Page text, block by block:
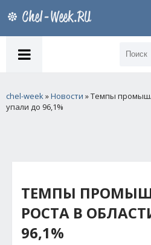
chel-week»Новости » Темпы
упали до 96,1%
ТЕМПЫ
РОСТА В
96,1%